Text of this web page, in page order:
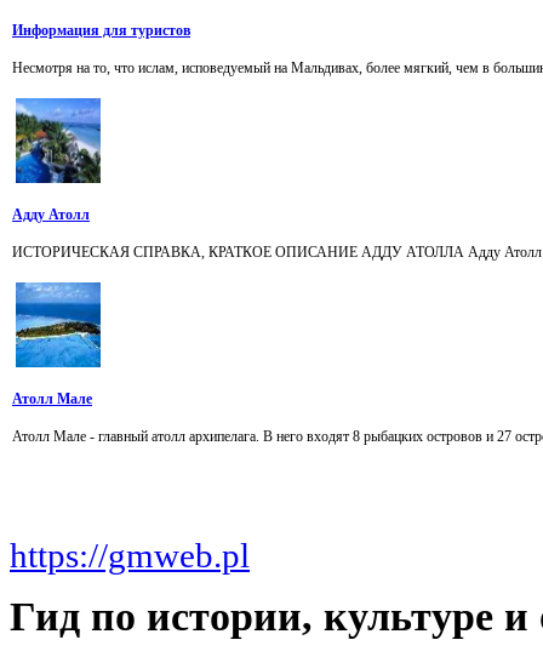
Информация для туристов
Несмотря на то, что ислам, исповедуемый на Мальдивах, более мягкий, чем в
Адду Атолл
ИСТОРИЧЕСКАЯ СПРАВКА, КРАТКОЕ ОПИСАНИЕ АДДУ АТОЛЛА Адду Атолл
Атолл Мале
Атолл Мале - главный атолл архипелага. В него входят 8 рыбацких островов и 27
https://gmweb.pl
Гид по истории, культуре